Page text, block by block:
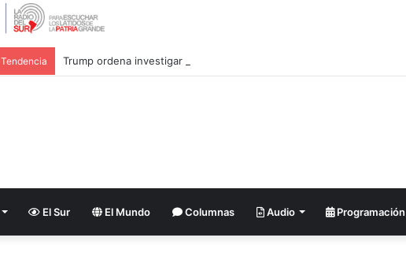
Tendencia Trump ordena investigar la filtración sobre las reservas de municiones
El Sur El Mundo Columnas Audio Programación